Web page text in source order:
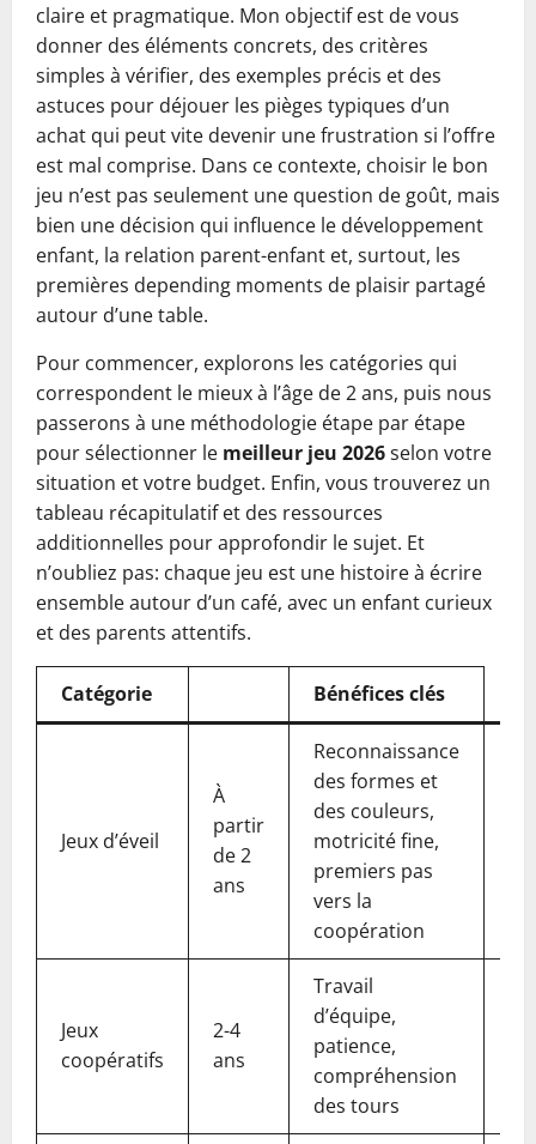
claire et pragmatique. Mon objectif est de vous
donner des éléments concrets, des critères
simples à vérifier, des exemples précis et des
astuces pour déjouer les pièges typiques d’un
achat qui peut vite devenir une frustration si l’offre
est mal comprise. Dans ce contexte, choisir le bon
jeu n’est pas seulement une question de goût, mais
bien une décision qui influence le développement
enfant, la relation parent-enfant et, surtout, les
premières depending moments de plaisir partagé
autour d’une table.
Pour commencer, explorons les catégories qui
correspondent le mieux à l’âge de 2 ans, puis nous
passerons à une méthodologie étape par étape
pour sélectionner le meilleur jeu 2026selon votre
situation et votre budget. Enfin, vous trouverez un
tableau récapitulatif et des ressources
additionnelles pour approfondir le sujet. Et
n’oubliez pas: chaque jeu est une histoire à écrire
ensemble autour d’un café, avec un enfant curieux
et des parents attentifs.
Catégorie Bénéfices clés
Jeux d’éveil
À
partir
de 2
ans
Reconnaissance
des formes et
des couleurs,
motricité fine,
premiers pas
vers la
coopération
Jeux
coopératifs
2-4
ans
Travail
d’équipe,
patience,
compréhension
des tours